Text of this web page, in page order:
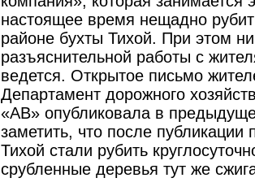
настоящее время нещадно
районе бухты Тихой. При этом
разъяснительной работы с
ведется. Открытое письмо
Департамент дорожного
«АВ» опубликовала в
заметить, что после публикации
Тихой стали рубить
срубленные деревья тут же